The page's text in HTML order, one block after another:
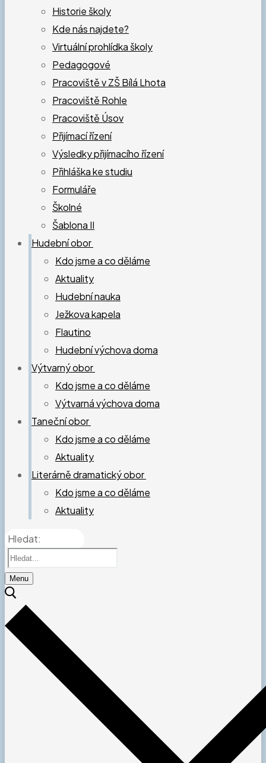
Historie školy
Kde nás najdete?
Virtuální prohlídka školy
Pedagogové
Pracoviště v ZŠ Bílá Lhota
Pracoviště Rohle
Pracoviště Úsov
Přijímací řízení
Výsledky přijímacího řízení
Přihláška ke studiu
Formuláře
Školné
Šablona II
Hudební obor
Kdo jsme a co děláme
Aktuality
Hudební nauka
Ježkova kapela
Flautino
Hudební výchova doma
Výtvarný obor
Kdo jsme a co děláme
Výtvarná výchova doma
Taneční obor
Kdo jsme a co děláme
Aktuality
Literárně dramatický obor
Kdo jsme a co děláme
Aktuality
Hledat:
Menu